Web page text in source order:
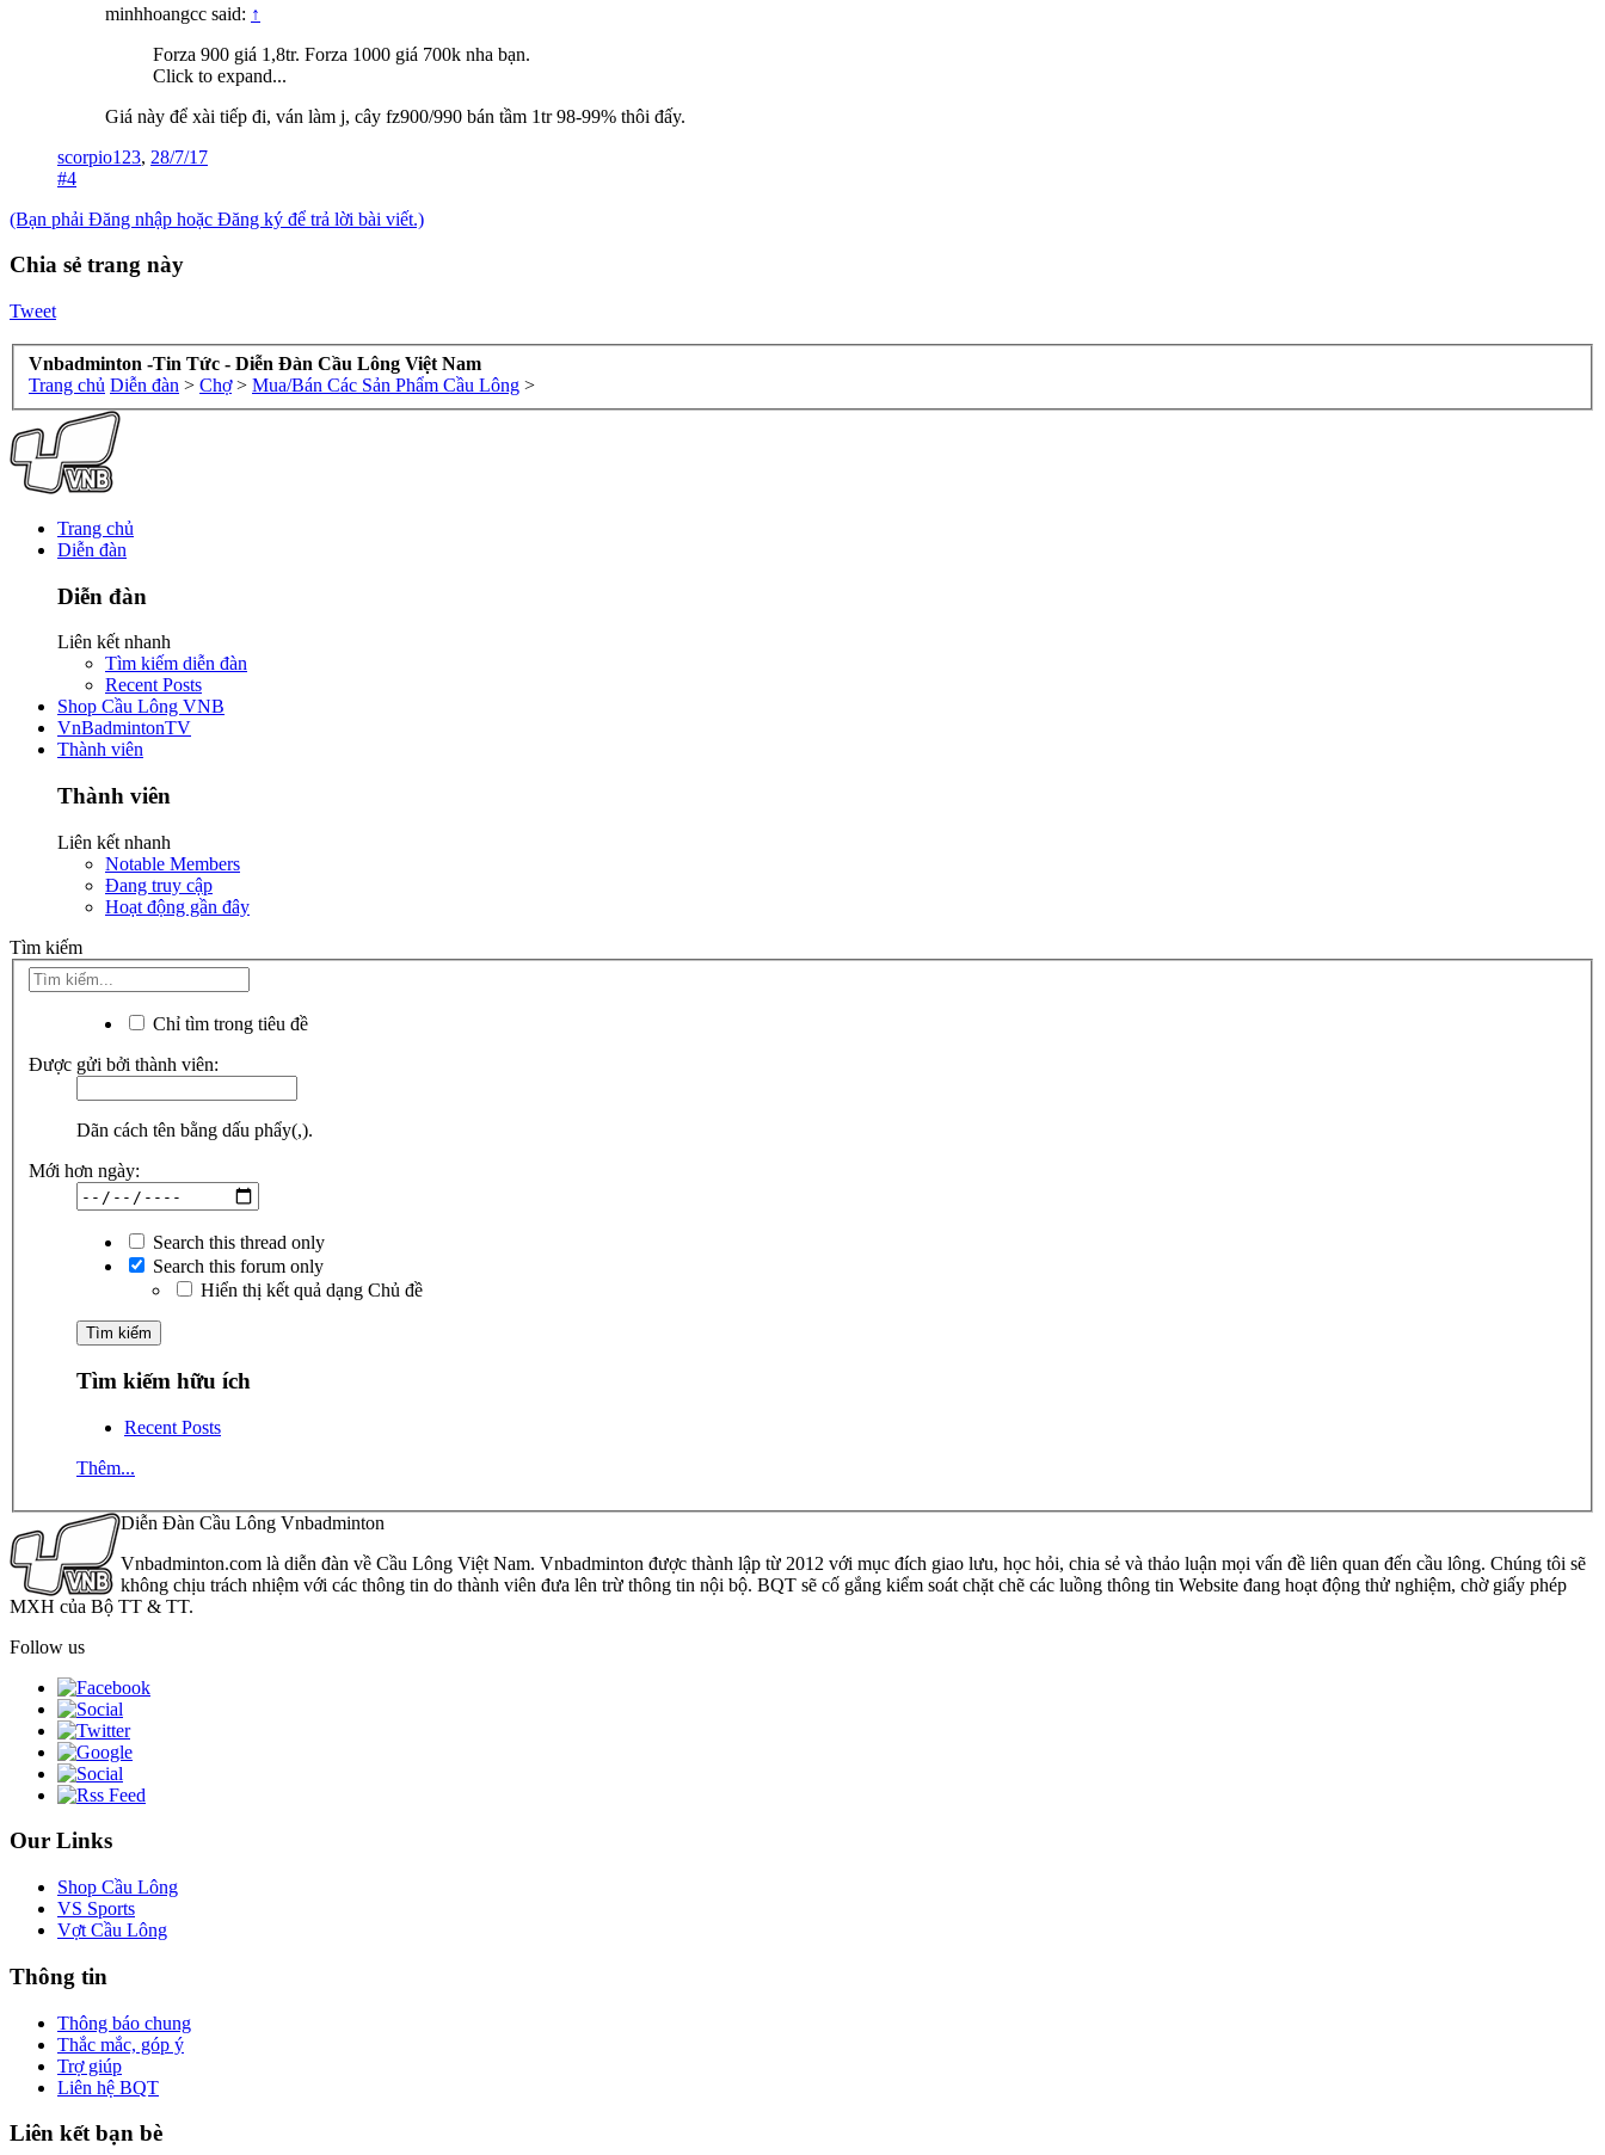
minhhoangcc said: ↑
Forza 900 giá 1,8tr. Forza 1000 giá 700k nha bạn.
Click to expand...
Giá này để xài tiếp đi, ván làm j, cây fz900/990 bán tầm 1tr 98-99% thôi đấy.
scorpio123, 28/7/17
#4
(Bạn phải Đăng nhập hoặc Đăng ký để trả lời bài viết.)
Chia sẻ trang này
Tweet
Vnbadminton -Tin Tức - Diễn Đàn Cầu Lông Việt Nam
Trang chủ Diễn đàn > Chợ > Mua/Bán Các Sản Phẩm Cầu Lông >
Trang chủ
Diễn đàn
Diễn đàn
Liên kết nhanh
Tìm kiếm diễn đàn
Recent Posts
Shop Cầu Lông VNB
VnBadmintonTV
Thành viên
Thành viên
Liên kết nhanh
Notable Members
Đang truy cập
Hoạt động gần đây
Tìm kiếm
Chỉ tìm trong tiêu đề
Được gửi bởi thành viên:
Dãn cách tên bằng dấu phẩy(,).
Mới hơn ngày:
Search this thread only
Search this forum only
Hiển thị kết quả dạng Chủ đề
Tìm kiếm hữu ích
Recent Posts
Thêm...
Diễn Đàn Cầu Lông Vnbadminton
Vnbadminton.com là diễn đàn về Cầu Lông Việt Nam. Vnbadminton được thành lập từ 2012 với mục đích giao lưu, học hỏi, chia sẻ và thảo luận mọi vấn đề liên quan đến cầu lông. Chúng tôi sẽ
không chịu trách nhiệm với các thông tin do thành viên đưa lên trừ thông tin nội bộ. BQT sẽ cố gắng kiểm soát chặt chẽ các luồng thông tin Website đang hoạt động thử nghiệm, chờ giấy phép
MXH của Bộ TT & TT.
Follow us
Our Links
Shop Cầu Lông
VS Sports
Vợt Cầu Lông
Thông tin
Thông báo chung
Thắc mắc, góp ý
Trợ giúp
Liên hệ BQT
Liên kết bạn bè